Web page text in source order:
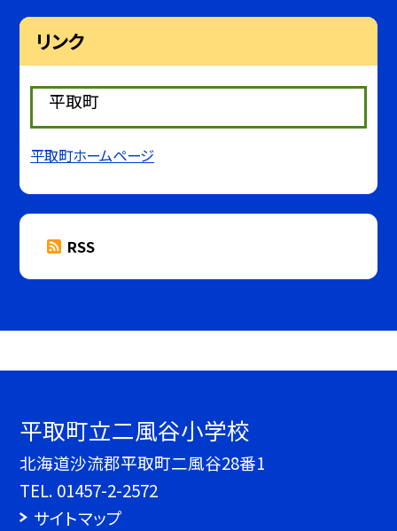
リンク
平取町
平取町ホームページ
RSS
平取町立二風谷小学校
北海道沙流郡平取町二風谷28番1
TEL. 01457-2-2572
サイトマップ